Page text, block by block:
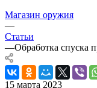
Магазин оружия
—
Статьи
—Обработка спуска
15 марта 2023